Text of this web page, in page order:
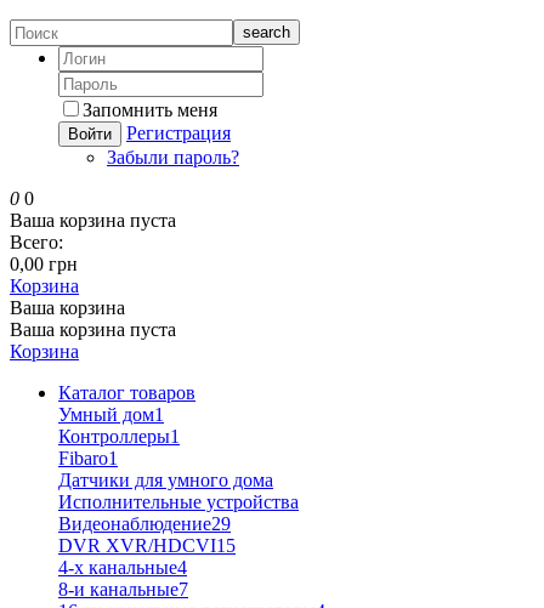
search
Запомнить меня
Войти
Регистрация
Забыли пароль?
0 0
Ваша корзина пуста
Всего:
0,00 грн
Корзина
Ваша корзина
Ваша корзина пуста
Корзина
Каталог товаров
Умный дом1
Контроллеры1
Fibaro1
Датчики для умного дома
Исполнительные устройства
Видеонаблюдение29
DVR XVR/HDCVI15
4-x канальные4
8-и канальные7